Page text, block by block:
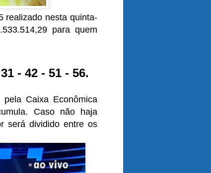
realizado nesta quinta-
para quem
- 42 - 51 - 56.
Caixa Econômica
Caso não haja
será dividido entre os